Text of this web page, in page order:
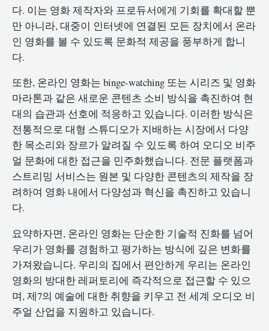
다. 이는 영화 제작자와 프로듀서에게 기회를 확대할 뿐
만 아니라, 대중이 인터넷에 연결된 모든 장치에서 온라
인 영화를 볼 수 있도록 문화적 제공을 풍부하게 합니
다.
또한, 온라인 영화는 binge-watching 또는 시리즈 및 영화
마라톤과 같은 새로운 콘텐츠 소비 방식을 촉진하여 현
대의 습관과 선호에 적응하고 있습니다. 이러한 방식은
전통적으로 대형 스튜디오가 지배하는 시장에서 다양
한 목소리와 장르가 알려질 수 있도록 하여 오디오 비주
얼 문화에 대한 접근을 민주화했습니다. 전문 플랫폼과
스트리밍 서비스는 원본 및 다양한 콘텐츠의 제작을 장
려하여 영화 내에서 다양성과 혁신을 촉진하고 있습니
다.
요약하자면, 온라인 영화는 단순한 기술적 진화를 넘어
우리가 영화를 경험하고 평가하는 방식에 깊은 변화를
가져왔습니다. 우리의 집에서 편안하게 우리는 온라인
영화의 방대한 레퍼토리에 즉각적으로 접근할 수 있으
며, 제7의 예술에 대한 취향을 키우고 전 세계 오디오 비
주얼 산업을 지원하고 있습니다.